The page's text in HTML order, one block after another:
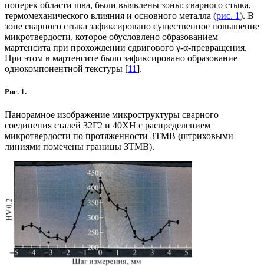
поперек области шва, были выявлены зоны: сварного стыка,
термомеханического влияния и основного металла (рис. 1). В
зоне сварного стыка зафиксировано существенное повышение
микротвердости, которое обусловлено образованием
мартенсита при прохождении сдвигового γ-α-превращения.
При этом в мартенсите было зафиксировано образование
однокомпонентной текстуры [11].
Рис. 1.
Панорамное изображение микроструктуры сварного
соединения сталей 32Г2 и 40ХН с распределением
микротвердости по протяженности ЗТМВ (штриховыми
линиями помечены границы ЗТМВ).